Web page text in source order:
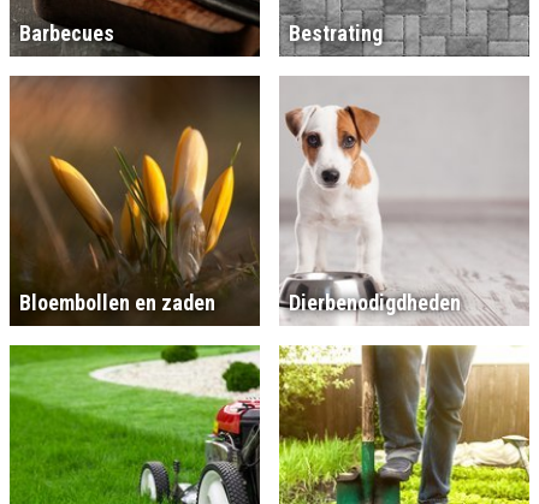
Barbecues Bestrating
Bloembollen en zaden Dierbenodigdheden